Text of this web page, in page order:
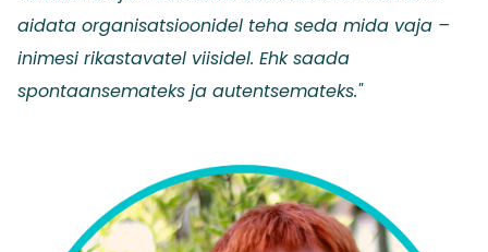
aidata organisatsioonidel teha seda mida vaja –
inimesi rikastavatel viisidel. Ehk saada
spontaansemateks ja autentsemateks."